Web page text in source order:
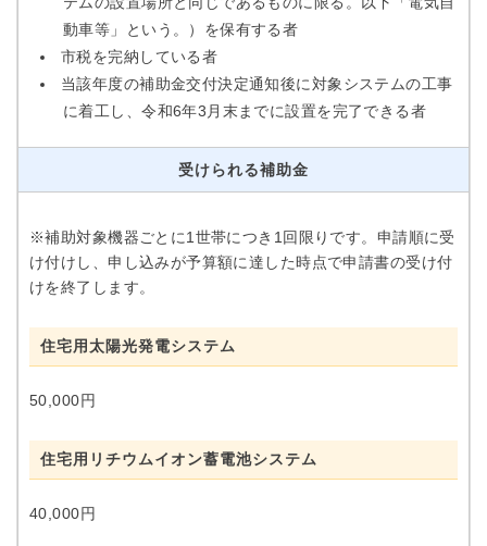
動車等」という。）を保有する者
市税を完納している者
当該年度の補助金交付決定通知後に対象システムの工事
に着工し、令和6年3月末までに設置を完了できる者
受けられる補助金
※補助対象機器ごとに1世帯につき1回限りです。申請順に受
け付けし、申し込みが予算額に達した時点で申請書の受け付
けを終了します。
住宅用太陽光発電システム
50,000円
住宅用リチウムイオン蓄電池システム
40,000円